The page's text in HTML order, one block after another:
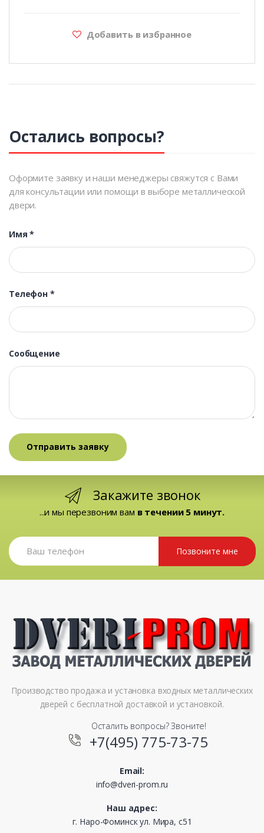
Добавить в избранное
Остались вопросы?
Оформите заявку и наши менеджеры свяжутся с Вами
для консультации или помощи в выборе металлической
двери.
Имя*
Телефон *
Сообщение
Закажите звонок
...и мы перезвоним вам в течении 5 минут.
Позвоните мне
Производство продажа и установка входных металлических
дверей с бесплатной доставкой и установкой.
Осталить вопросы? Звоните!
+7(495) 775-73-75
Email:
info@dveri-prom.ru
Наш адрес:
г. Наро-Фоминск ул. Мира, с51